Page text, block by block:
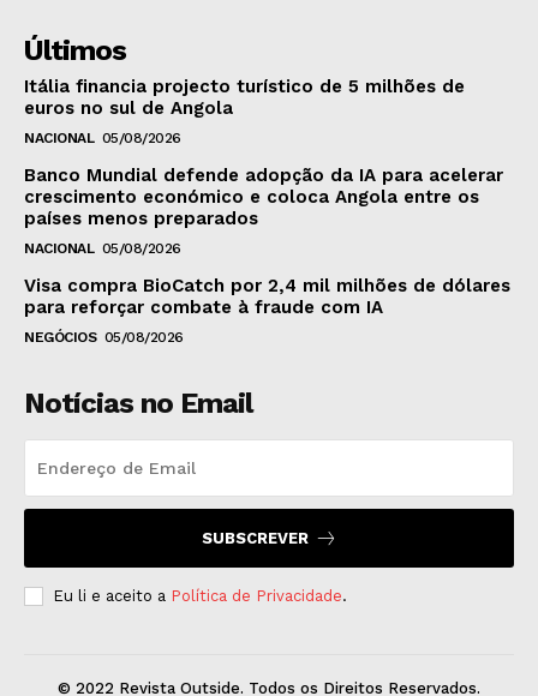
Últimos
Itália financia projecto turístico de 5 milhões de
euros no sul de Angola
NACIONAL 05/08/2026
Banco Mundial defende adopção da IA para acelerar
crescimento económico e coloca Angola entre os
países menos preparados
NACIONAL 05/08/2026
Visa compra BioCatch por 2,4 mil milhões de dólares
para reforçar combate à fraude com IA
NEGÓCIOS 05/08/2026
Notícias no Email
SUBSCREVER
Eu li e aceito a Política de Privacidade.
© 2022 Revista Outside. Todos os Direitos Reservados.